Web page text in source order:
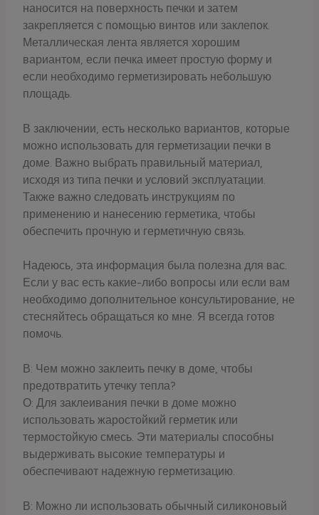
наносится на поверхность печки и затем
закрепляется с помощью винтов или заклепок.
Металлическая лента является хорошим
вариантом, если печка имеет простую форму и
если необходимо герметизировать небольшую
площадь.
В заключении, есть несколько вариантов, которые
можно использовать для герметизации печки в
доме. Важно выбрать правильный материал,
исходя из типа печки и условий эксплуатации.
Также важно следовать инструкциям по
применению и нанесению герметика, чтобы
обеспечить прочную и герметичную связь.
Надеюсь, эта информация была полезна для вас.
Если у вас есть какие-либо вопросы или если вам
необходимо дополнительное консультирование, не
стесняйтесь обращаться ко мне. Я всегда готов
помочь.
В: Чем можно заклеить печку в доме, чтобы
предотвратить утечку тепла?
О: Для заклеивания печки в доме можно
использовать жаростойкий герметик или
термостойкую смесь. Эти материалы способны
выдерживать высокие температуры и
обеспечивают надежную герметизацию.
В: Можно ли использовать обычный силиконовый